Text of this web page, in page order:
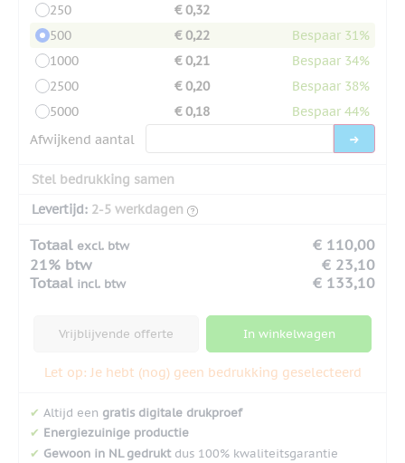
250
€ 0,32
500
€ 0,22
Bespaar 31%
1000
€ 0,21
Bespaar 34%
2500
€ 0,20
Bespaar 38%
5000
€ 0,18
Bespaar 44%
Afwijkend aantal
Stel bedrukking samen
Levertijd: 2-5 werkdagen
Totaal excl. btw
€ 110,00
21% btw
€ 23,10
Totaal incl. btw € 133,10
Vrijblijvende offerte In winkelwagen
Let op: Je hebt (nog) geen bedrukking geselecteerd
✔ Altijd een gratis digitale drukproef
✔ Energiezuinige productie
✔ Gewoon in NL gedruktdus 100% kwaliteitsgarantie